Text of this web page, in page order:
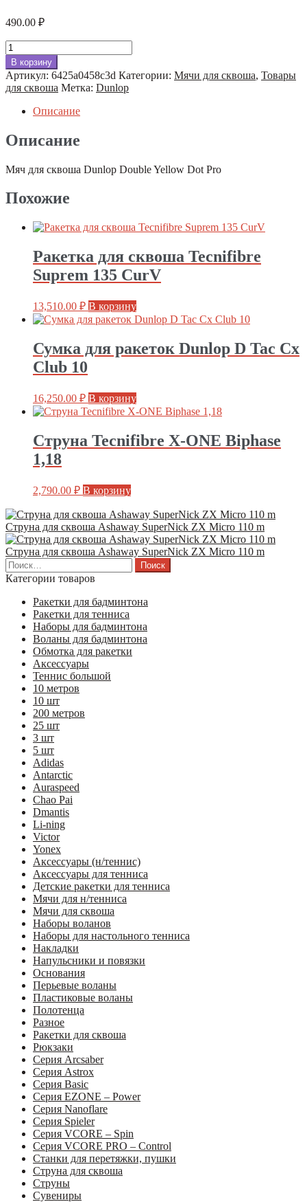
490.00 ₽
Количество
товара
Мяч
для
сквоша
Dunlop
Double
Yellow
Dot
В корзину
Артикул: 6425a0458c3d Категории: Мячи для сквоша, Товары
для сквоша Метка: Dunlop
Описание
Описание
Мяч для сквоша Dunlop Double Yellow Dot Pro
Похожие
Ракетка для сквоша Tecnifibre
Suprem 135 CurV
13,510.00 ₽ В корзину
Сумка для ракеток Dunlop D Tac Cx
Club 10
16,250.00 ₽ В корзину
Струна Tecnifibre X-ONE Biphase
1,18
2,790.00 ₽ В корзину
Струна для сквоша Ashaway SuperNick ZX Micro 110 m
Струна для сквоша Ashaway SuperNick ZX Micro 110 m
Найти:
Категории товаров
Ракетки для бадминтона
Ракетки для тенниса
Наборы для бадминтона
Воланы для бадминтона
Обмотка для ракетки
Аксессуары
Теннис большой
10 метров
10 шт
200 метров
25 шт
3 шт
5 шт
Adidas
Antarctic
Auraspeed
Chao Pai
Dmantis
Li-ning
Victor
Yonex
Аксессуары (н/теннис)
Аксессуары для тенниса
Детские ракетки для тенниса
Мячи для н/тенниса
Мячи для сквоша
Наборы воланов
Наборы для настольного тенниса
Накладки
Напульсники и повязки
Основания
Перьевые воланы
Пластиковые воланы
Полотенца
Разное
Ракетки для сквоша
Рюкзаки
Серия Arcsaber
Серия Astrox
Серия Basic
Серия EZONE – Power
Серия Nanoflare
Серия Spieler
Серия VCORE – Spin
Серия VCORE PRO – Control
Станки для перетяжки, пушки
Струна для сквоша
Струны
Сувениры